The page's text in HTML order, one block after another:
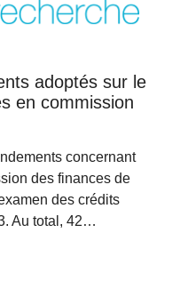
adoptés sur le
en commission
concernant
des finances de
des crédits
Au total, 42…